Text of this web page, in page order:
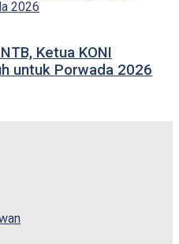
Ketua KONI
untuk Porwada 2026